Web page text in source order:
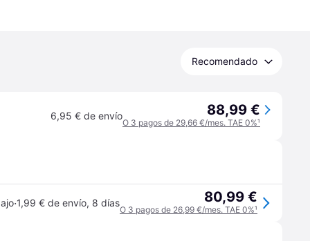
Recomendado
6,95 € de envío 88,99 €
O 3 pagos de 29,66 €/mes. TAE 0%¹
·1,99 € de envío, 8 días 80,99 €
O 3 pagos de 26,99 €/mes. TAE 0%¹